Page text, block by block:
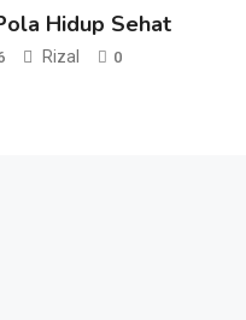
Hidup Sehat
Rizal 0